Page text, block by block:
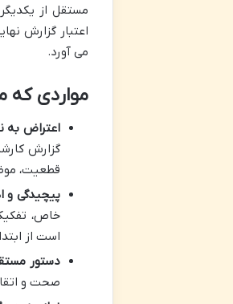
مستقل از
اعتبار گزارش
می آورد.
مواردی که
اعتراض به
گزارش
قطعیت،
پیچیدگی و
خاص،
است از
دستور
صحت و